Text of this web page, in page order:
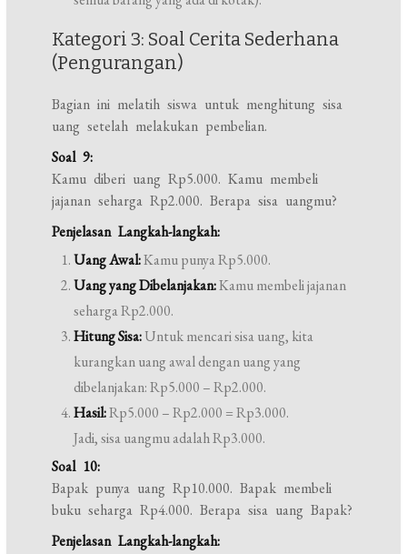
Kategori 3: Soal Cerita Sederhana
(Pengurangan)
Bagian ini melatih siswa untuk menghitung sisa
uang setelah melakukan pembelian.
Soal 9:
Kamu diberi uang Rp5.000. Kamu membeli
jajanan seharga Rp2.000. Berapa sisa uangmu?
Penjelasan Langkah-langkah:
Uang Awal:Kamu punya Rp5.000.
Uang yang Dibelanjakan:Kamu membeli jajanan
seharga Rp2.000.
Hitung Sisa:Untuk mencari sisa uang, kita
kurangkan uang awal dengan uang yang
dibelanjakan: Rp5.000 – Rp2.000.
Hasil:Rp5.000 – Rp2.000 = Rp3.000.
Jadi, sisa uangmu adalah Rp3.000.
Soal 10:
Bapak punya uang Rp10.000. Bapak membeli
buku seharga Rp4.000. Berapa sisa uang Bapak?
Penjelasan Langkah-langkah: